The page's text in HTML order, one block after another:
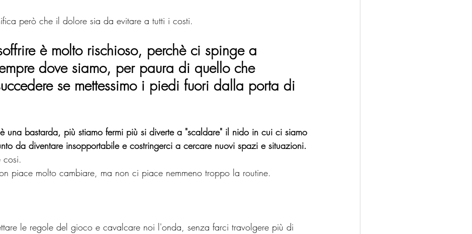
però che il dolore sia da evitare a tutti i costi.
è molto rischioso, perchè ci spinge a
dove siamo, per paura di quello che
se mettessimo i piedi fuori dalla porta di
una bastarda, più stiamo fermi più si diverte a "scaldare" il nido in cui ci siamo
da diventare insopportabile e costringerci a cercare nuovi spazi e situazioni.
cosi.
piace molto cambiare, ma non ci piace nemmeno troppo la routine.
le regole del gioco e cavalcare noi l'onda, senza farci travolgere più di